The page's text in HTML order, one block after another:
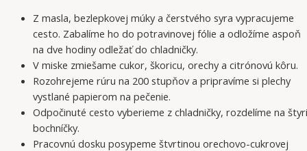
Z masla, bezlepkovej múky a čerstvého syra vypracujeme
cesto. Zabalíme ho do potravinovej fólie a odložíme aspoň
na dve hodiny odležať do chladničky.
V miske zmiešame cukor, škoricu, orechy a citrónovú kôru.
Rozohrejeme rúru na 200 stupňov a pripravíme si plechy
vystlané papierom na pečenie.
Odpočinuté cesto vyberieme z chladničky, rozdelíme na štyri
bochníčky.
Pracovnú dosku posypeme štvrtinou orechovo-cukrovej